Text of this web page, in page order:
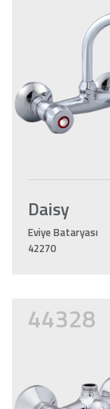
Daisy
Eviye Bataryası
42270
44328